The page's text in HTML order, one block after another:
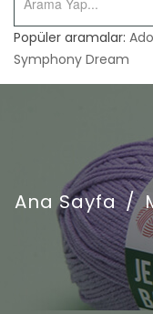
Popüler aramalar:
Symphony Dream
Ana Sayfa /